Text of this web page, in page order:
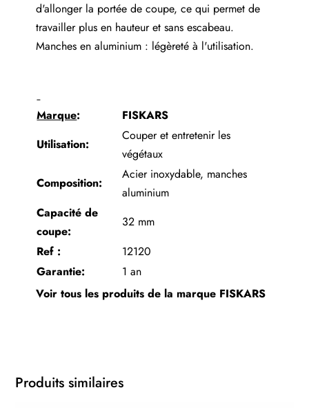
d'allonger la portée de coupe, ce qui permet de
travailler plus en hauteur et sans escabeau.
Manches en aluminium : légèreté à l'utilisation.
Marque:
FISKARS
Utilisation:
Couper et entretenir les
végétaux
Composition:
Acier inoxydable, manches
aluminium
Capacité de
coupe:
32 mm
Ref :
12120
Garantie:
1 an
Voir tous les produits de la marque FISKARS
Produits similaires